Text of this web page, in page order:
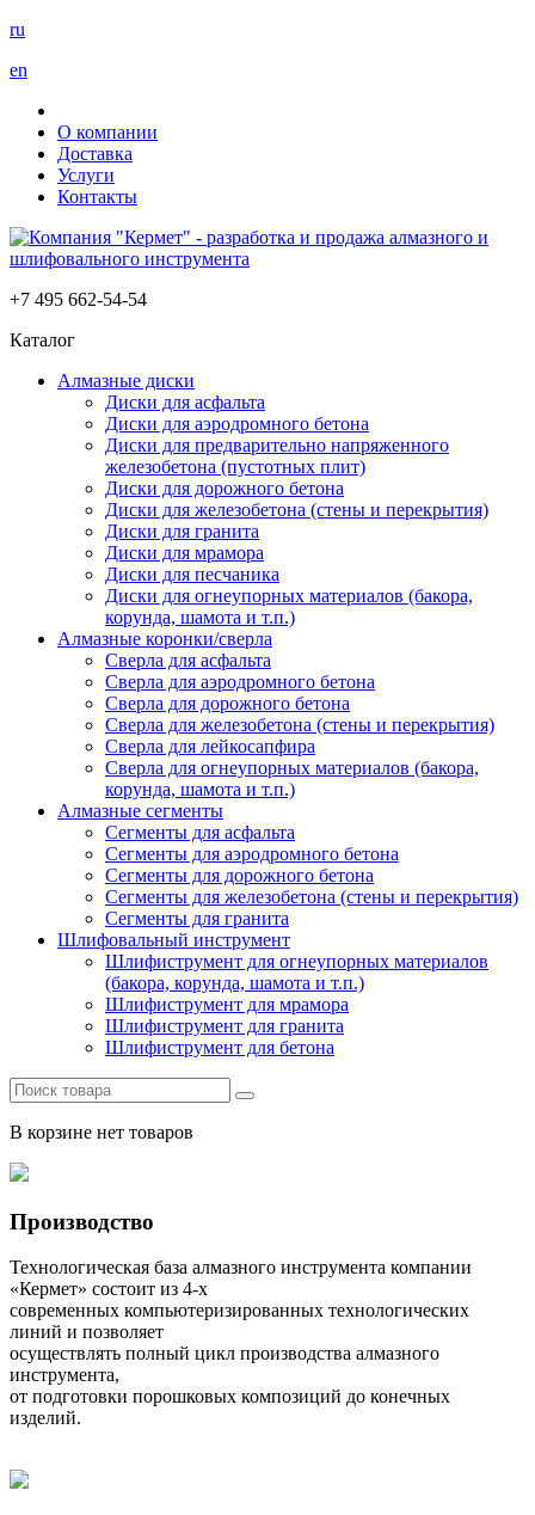
ru
en
О компании
Доставка
Услуги
Контакты
+7 495 662-54-54
Каталог
Алмазные диски
Диски для асфальта
Диски для аэродромного бетона
Диски для предварительно напряженного
железобетона (пустотных плит)
Диски для дорожного бетона
Диски для железобетона (стены и перекрытия)
Диски для гранита
Диски для мрамора
Диски для песчаника
Диски для огнеупорных материалов (бакора,
корунда, шамота и т.п.)
Алмазные коронки/сверла
Сверла для асфальта
Сверла для аэродромного бетона
Сверла для дорожного бетона
Сверла для железобетона (стены и перекрытия)
Сверла для лейкосапфира
Сверла для огнеупорных материалов (бакора,
корунда, шамота и т.п.)
Алмазные сегменты
Сегменты для асфальта
Cегменты для аэродромного бетона
Cегменты для дорожного бетона
Сегменты для железобетона (стены и перекрытия)
Сегменты для гранита
Шлифовальный инструмент
Шлифиструмент для огнеупорных материалов
(бакора, корунда, шамота и т.п.)
Шлифиструмент для мрамора
Шлифиструмент для гранита
Шлифиструмент для бетона
В корзине нет товаров
Производство
Технологическая база алмазного инструмента компании
«Кермет» состоит из 4-х
современных компьютеризированных технологических
линий и позволяет
осуществлять полный цикл производства алмазного
инструмента,
от подготовки порошковых композиций до конечных
изделий.